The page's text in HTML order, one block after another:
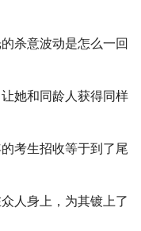
杀意波动是怎么一回
她和同龄人获得同样
考生招收等于到了尾
人身上，为其镀上了